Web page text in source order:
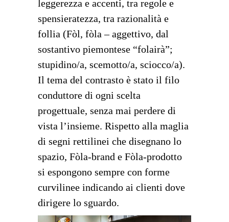
leggerezza e accenti, tra regole e
spensieratezza, tra razionalità e
follia (Fòl, fòla – aggettivo, dal
sostantivo piemontese “folairà”;
stupidino/a, scemotto/a, sciocco/a).
Il tema del contrasto è stato il filo
conduttore di ogni scelta
progettuale, senza mai perdere di
vista l’insieme. Rispetto alla maglia
di segni rettilinei che disegnano lo
spazio, Fòla-brand e Fòla-prodotto
si espongono sempre con forme
curvilinee indicando ai clienti dove
dirigere lo sguardo.